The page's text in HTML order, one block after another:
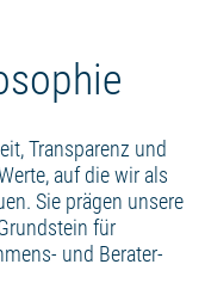
Transparenz und
auf die wir als
Sie prägen unsere
für
und Berater-